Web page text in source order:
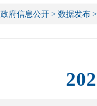
政府信息公开 > 数据发布 >